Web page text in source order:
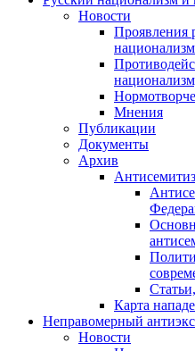
Новости
Проявления
Мнения
Публикации
Документы
Архив
Карта
Неправомерный
Новости